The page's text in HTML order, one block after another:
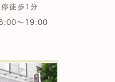
停徒歩1分
～19:00